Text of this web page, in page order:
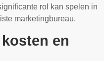
rol kan spelen in
marketingbureau.
en